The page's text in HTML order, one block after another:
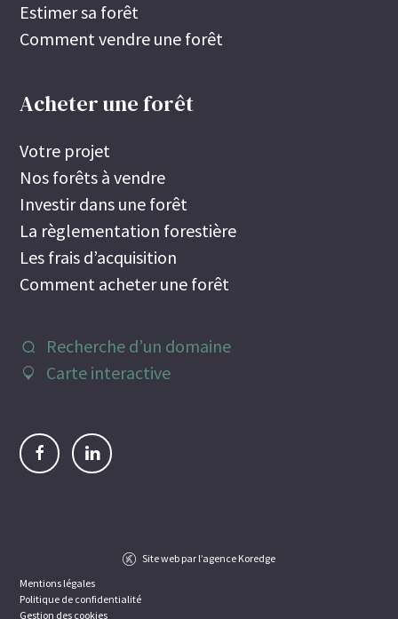
Estimer sa forêt
Comment vendre une forêt
Acheter une forêt
Votre projet
Nos forêts à vendre
Investir dans une forêt
La règlementation forestière
Les frais d’acquisition
Comment acheter une forêt
Recherche d’un domaine
Carte interactive
Site web par l’agence Koredge
Mentions légales
Politique de confidentialité
Gestion des cookies